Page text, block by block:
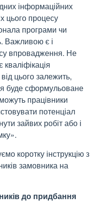
інформаційних
цього процесу
програми чи
Важливою є і
впровадження. Не
цього залежить,
буде сформульоване
працівники
потенціал
зайвих робіт або і
коротку інструкцію з
замовника на
до придбання